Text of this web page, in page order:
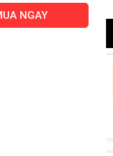
NGAY